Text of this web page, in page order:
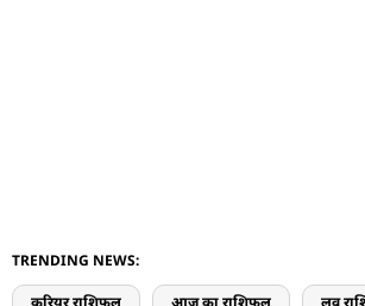
TRENDING NEWS:
करियर राशिफल आज का राशिफल लव